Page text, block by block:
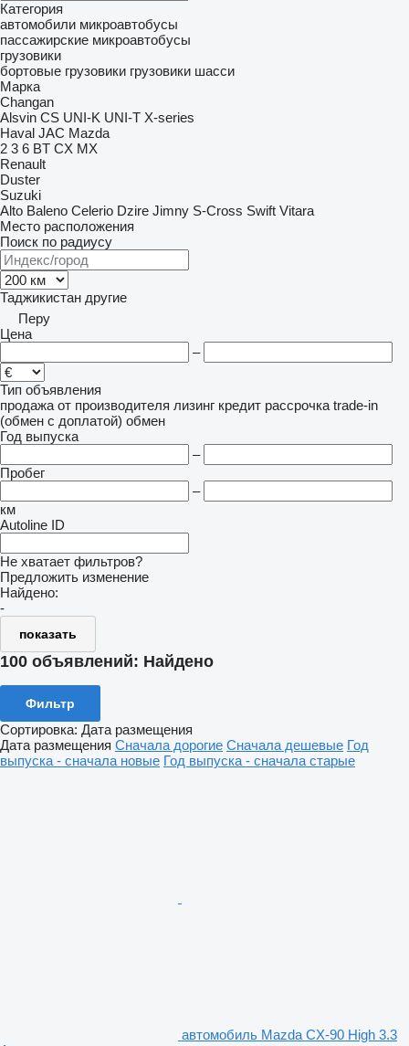
Категория
автомобили микроавтобусы
пассажирские микроавтобусы
грузовики
бортовые грузовики грузовики шасси
Марка
Changan
Alsvin CS UNI-K UNI-T X-series
Haval JAC Mazda
2 3 6 BT CX MX
Renault
Duster
Suzuki
Alto Baleno Celerio Dzire Jimny S-Cross Swift Vitara
Место расположения
Поиск по радиусу
Таджикистан другие
Перу
Цена
–
Тип объявления
продажа от производителя лизинг кредит рассрочка trade-in
(обмен с доплатой) обмен
Год выпуска
–
Пробег
–
км
Autoline ID
Не хватает фильтров?
Предложить изменение
Найдено:
-
показать
100 объявлений: Найдено
Фильтр
Сортировка: Дата размещения
Дата размещения Сначала дорогие Сначала дешевые Год
выпуска - сначала новые Год выпуска - сначала старые
автомобиль Mazda CX-90 High 3.3